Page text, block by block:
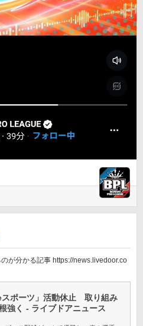
が分かる記事 https://news.livedoor.co
スポーツ」活動休止 取り組み
強く - ライブドアニュース